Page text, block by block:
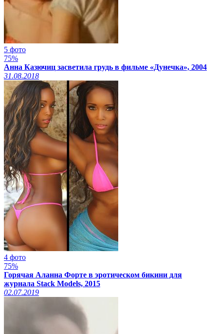
5 фото
75%
Анна Казючиц засветила грудь в фильме «Дунечка», 2004
31.08.2018
4 фото
75%
Горячая Аланна Форте в эротическом бикини для
журнала Stack Models, 2015
02.07.2019